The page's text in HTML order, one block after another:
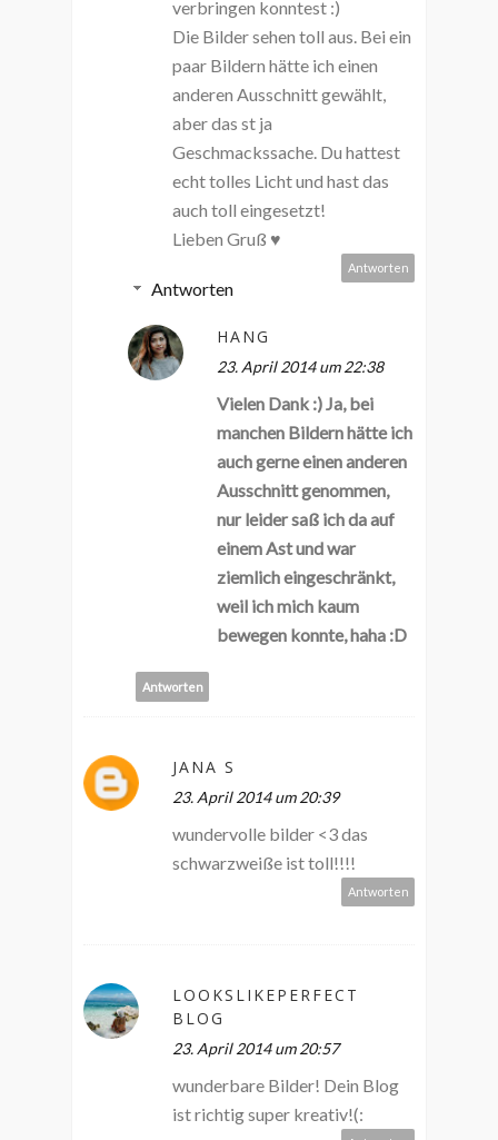
verbringen konntest :)
Die Bilder sehen toll aus. Bei ein
paar Bildern hätte ich einen
anderen Ausschnitt gewählt,
aber das st ja
Geschmackssache. Du hattest
echt tolles Licht und hast das
auch toll eingesetzt!
Lieben Gruß ♥
Antworten
Antworten
HANG
23. April 2014 um 22:38
Vielen Dank :) Ja, bei
manchen Bildern hätte ich
auch gerne einen anderen
Ausschnitt genommen,
nur leider saß ich da auf
einem Ast und war
ziemlich eingeschränkt,
weil ich mich kaum
bewegen konnte, haha :D
Antworten
JANA S
23. April 2014 um 20:39
wundervolle bilder <3 das
schwarzweiße ist toll!!!!
Antworten
LOOKSLIKEPERFECT
BLOG
23. April 2014 um 20:57
wunderbare Bilder! Dein Blog
ist richtig super kreativ!(: